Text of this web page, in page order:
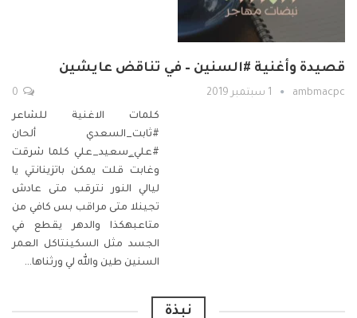
قصيدة وأغنية #السنين – في تناقض عايشين
ambmacpc 1 سبتمبر 2019
كلمات الاغنية للشاعر
#ثابت_السعدي ألحان
#علي_ٍسعيد_علي كلما شرقت
وغابت قلت يمكن باتزينانتي يا
ليالي النور نترقب متى عادش
تجينلا متى مراقب بس كافي من
متاعبهكذا والدهر يقطع في
الجسد مثل السكينتاكل العمر
السنين طين والله لي ورثناها…
نبذة